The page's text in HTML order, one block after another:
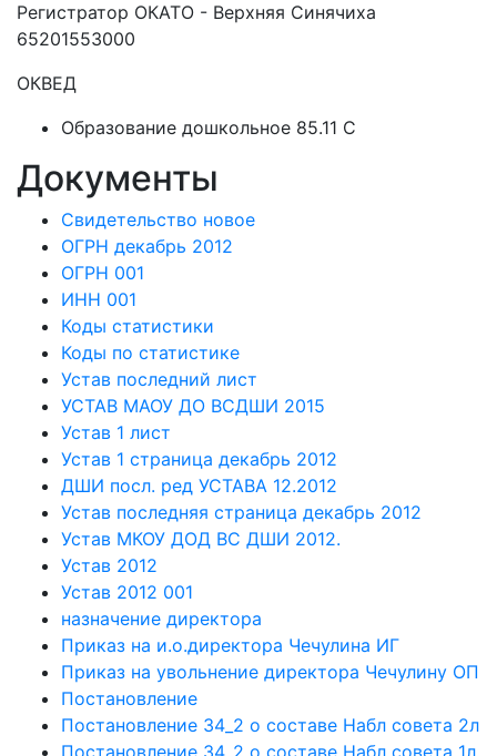
Регистратор ОКАТО - Верхняя Синячиха
65201553000
ОКВЕД
Образование дошкольное 85.11 C
Документы
Свидетельство новое
ОГРН декабрь 2012
ОГРН 001
ИНН 001
Коды статистики
Коды по статистике
Устав последний лист
УСТАВ МАОУ ДО ВСДШИ 2015
Устав 1 лист
Устав 1 страница декабрь 2012
ДШИ посл. ред УСТАВА 12.2012
Устав последняя страница декабрь 2012
Устав МКОУ ДОД ВС ДШИ 2012.
Устав 2012
Устав 2012 001
назначение директора
Приказ на и.о.директора Чечулина ИГ
Приказ на увольнение директора Чечулину ОП
Постановление
Постановление 34_2 о составе Набл совета 2л
Постановление 34_2 о составе Набл совета 1л